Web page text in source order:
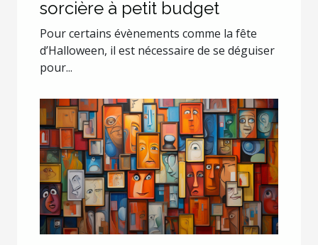
sorcière à petit budget
Pour certains évènements comme la fête
d’Halloween, il est nécessaire de se déguiser
pour...